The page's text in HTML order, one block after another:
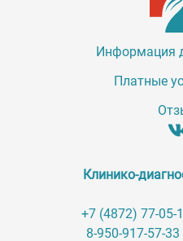
Информация
Платные
Клинико-
+7 (4872) 77-05-
8-950-917-57-33